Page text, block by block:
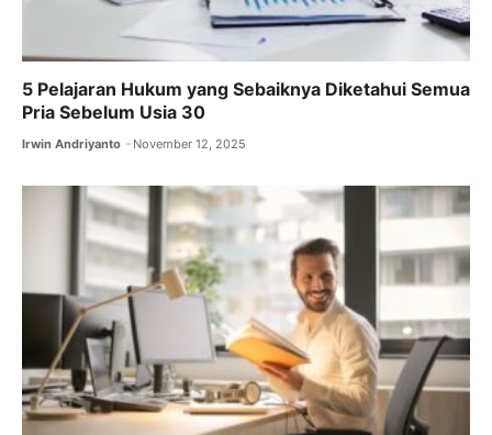
5 Pelajaran Hukum yang Sebaiknya Diketahui Semua
Pria Sebelum Usia 30
Irwin Andriyanto November 12, 2025